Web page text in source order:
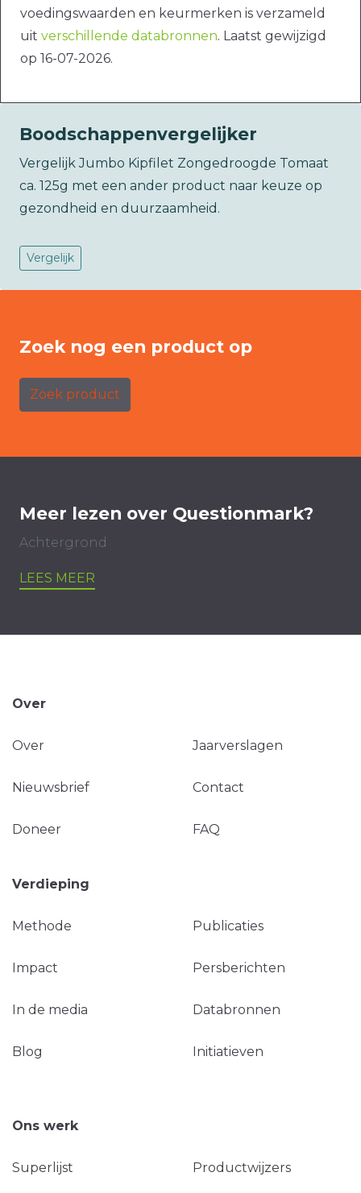
voedingswaarden en keurmerken is verzameld
uit verschillende databronnen. Laatst gewijzigd
op 16-07-2026.
Boodschappenvergelijker
Vergelijk Jumbo Kipfilet Zongedroogde Tomaat
ca. 125g met een ander product naar keuze op
gezondheid en duurzaamheid.
Vergelijk
Zoek nog een product op
Zoek product
Meer lezen over Questionmark?
Achtergrond
LEES MEER
Over
Over Jaarverslagen
Nieuwsbrief Contact
Doneer FAQ
Verdieping
Methode Publicaties
Impact Persberichten
In de media Databronnen
Blog Initiatieven
Ons werk
Superlijst Productwijzers